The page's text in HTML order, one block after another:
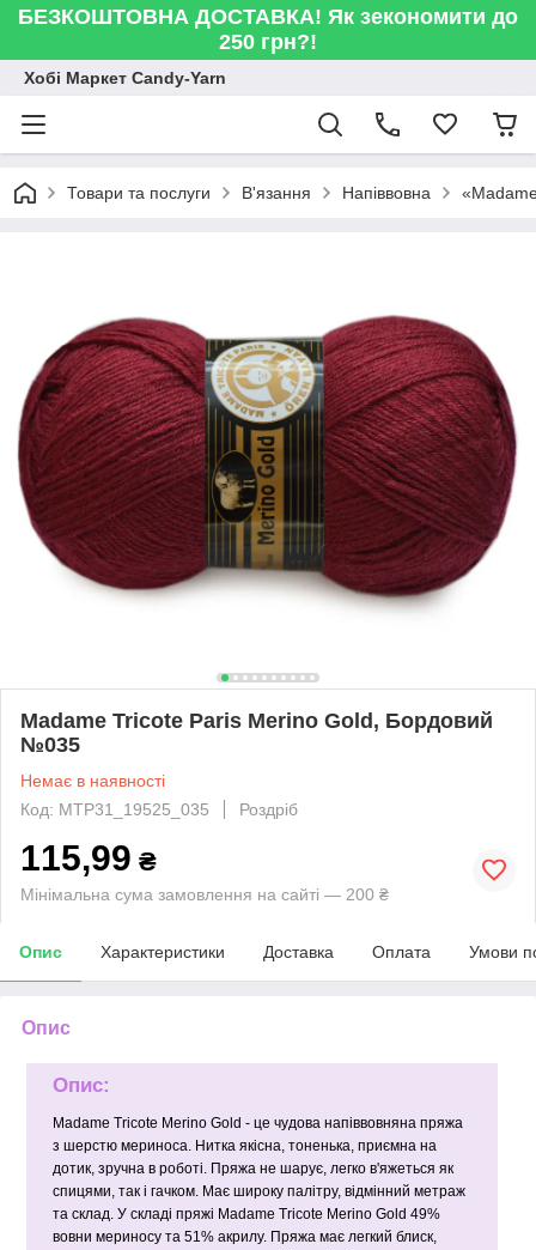
БЕЗКОШТОВНА ДОСТАВКА! Як зекономити до
250 грн?!
Хобі Маркет Candy-Yarn
Товари та послуги В'язання Напіввовна
Madame Tricote Paris Merino Gold, Бордовий
№035
Немає в наявності
Код: MTP31_19525_035
Роздріб
115,99 ₴
Мінімальна сума замовлення на сайті — 200 ₴
Опис Характеристики Доставка Оплата Умови
Опис
Опис:
Madame Tricote Merino Gold - це чудова напіввовняна пряжа
з шерстю мериноса. Нитка якісна, тоненька, приємна на
дотик, зручна в роботі. Пряжа не шарує, легко в'яжеться як
спицями, так і гачком. Має широку палітру, відмінний метраж
та склад. У складі пряжі Madame Tricote Merino Gold 49%
вовни мериносу та 51% акрилу. Пряжа має легкий блиск,